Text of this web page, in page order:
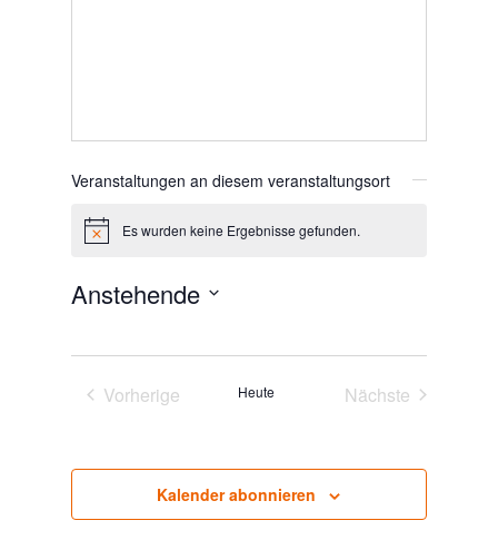
Veranstaltungen an diesem veranstaltungsort
HinweisEs wurden keine Ergebnisse gefunden.
Anstehende
Vorherige
Heute
Nächste
Kalender abonnieren